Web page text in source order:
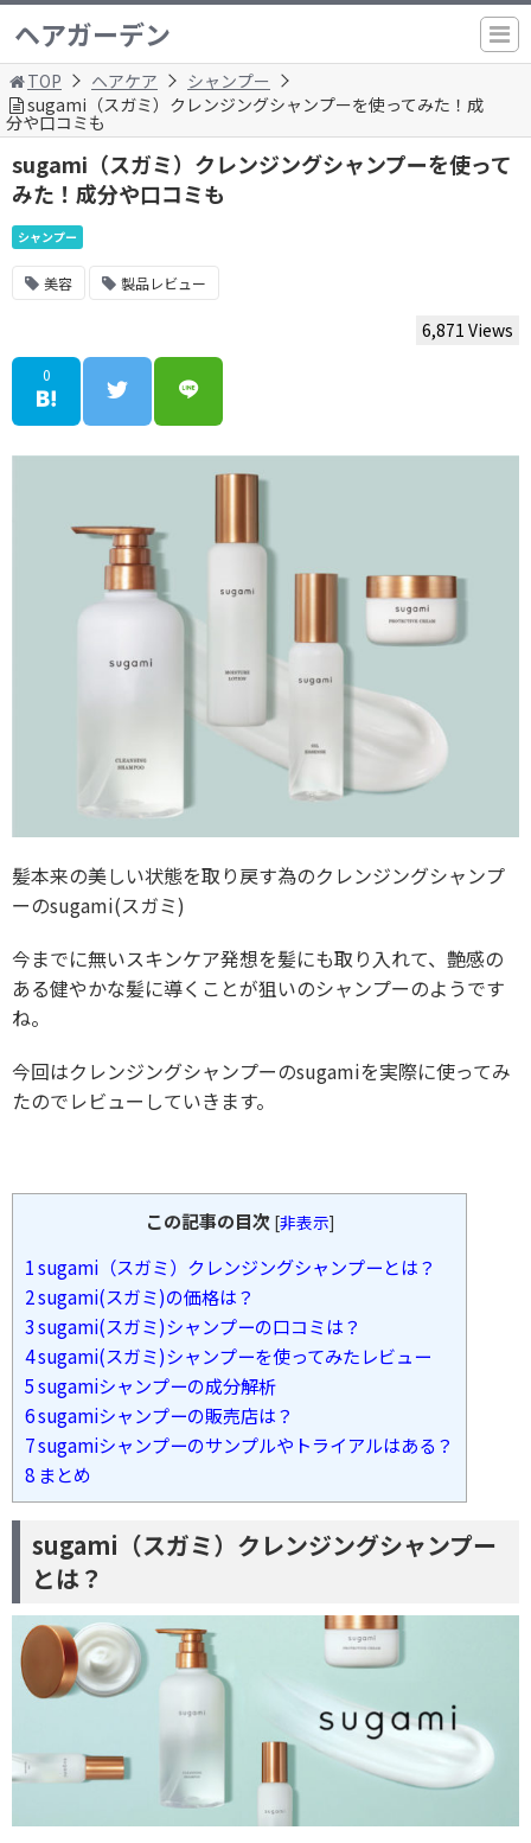
ヘアガーデン
TOP ヘアケア
シャンプー
sugami（スガミ）クレンジングシャンプーを使ってみた！成
分や口コミも
sugami（スガミ）クレンジングシャンプーを使って
みた！成分や口コミも
シャンプー
美容 製品レビュー
6,871 Views
0
髪本来の美しい状態を取り戻す為のクレンジングシャンプ
ーのsugami(スガミ)
今までに無いスキンケア発想を髪にも取り入れて、艶感の
ある健やかな髪に導くことが狙いのシャンプーのようです
ね。
今回はクレンジングシャンプーのsugamiを実際に使ってみ
たのでレビューしていきます。
この記事の目次 [非表示]
1sugami（スガミ）クレンジングシャンプーとは？
2sugami(スガミ)の価格は？
3sugami(スガミ)シャンプーの口コミは？
4sugami(スガミ)シャンプーを使ってみたレビュー
5sugamiシャンプーの成分解析
6sugamiシャンプーの販売店は？
7sugamiシャンプーのサンプルやトライアルはある？
8 まとめ
sugami（スガミ）クレンジングシャンプー
とは？